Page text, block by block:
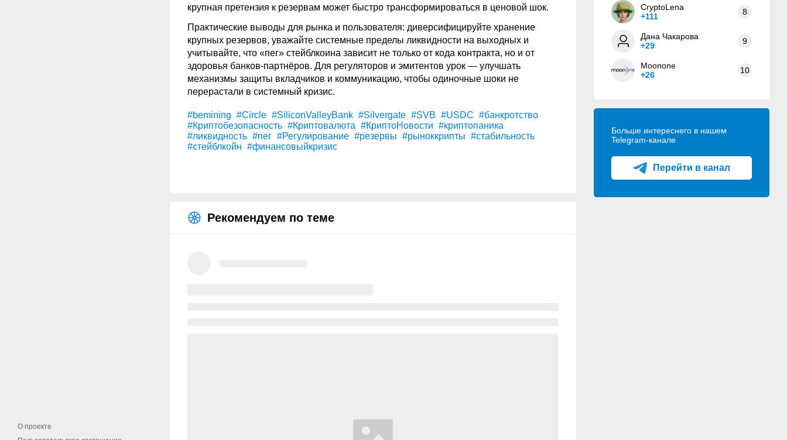
О проекте
крупная претензия к резервам может быстро трансформироваться в ценовой шок.
Практические выводы для рынка и пользователя: диверсифицируйте хранение
крупных резервов, уважайте системные пределы ликвидности на выходных и
учитывайте, что «пег» стейблкоина зависит не только от кода контракта, но и от
здоровья банков-партнёров. Для регуляторов и эмитентов урок — улучшать
механизмы защиты вкладчиков и коммуникацию, чтобы одиночные шоки не
перерастали в системный кризис.
#bemining #Circle #SiliconValleyBank #Silvergate #SVB #USDC #банкротство
#Криптобезопасность #Криптовалюта #КриптоНовости #криптопаника
#ликвидность #пег #Регулирование #резервы #рыноккрипты #стабильность
#стейблкойн #финансовыйкризис
Рекомендуем по теме
CryptoLena
+111
8
Дана Чакарова
+29
9
Moonone
+26
10
Больше интереснего в нашем
Telegram-канале
Перейти в канал